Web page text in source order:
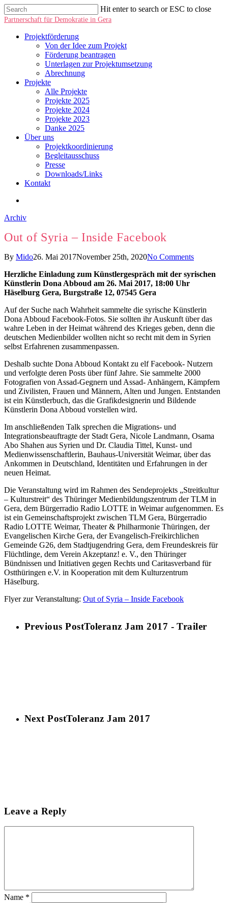
Hit enter to search or ESC to close
Partnerschaft für Demokratie in Gera
Projektförderung
Von der Idee zum Projekt
Förderung beantragen
Unterlagen zur Projektumsetzung
Abrechnung
Projekte
Alle Projekte
Projekte 2025
Projekte 2024
Projekte 2023
Danke 2025
Über uns
Projektkoordinierung
Begleitausschuss
Presse
Downloads/Links
Kontakt
Archiv
Out of Syria – Inside Facebook
By Mido26. Mai 2017November 25th, 2020No Comments
Herzliche Einladung zum Künstlergespräch mit der syrischen
Künstlerin Dona Abboud am 26. Mai 2017, 18:00 Uhr
Häselburg Gera, Burgstraße 12, 07545 Gera
Auf der Suche nach Wahrheit sammelte die syrische Künstlerin
Dona Abboud Facebook-Fotos. Sie sollten ihr Auskunft über das
wahre Leben in der Heimat während des Krieges geben, denn die
deutschen Medienbilder wollten nicht so recht mit dem in Syrien
selbst Erfahrenen zusammenpassen.
Deshalb suchte Dona Abboud Kontakt zu elf Facebook- Nutzern
und verfolgte deren Posts über fünf Jahre. Sie sammelte 2000
Fotografien von Assad-Gegnern und Assad- Anhängern, Kämpfern
und Zivilisten, Frauen und Männern, Alten und Jungen. Entstanden
ist ein Künstlerbuch, das die Grafikdesignerin und Bildende
Künstlerin Dona Abboud vorstellen wird.
Im anschließenden Talk sprechen die Migrations- und
Integrationsbeauftragte der Stadt Gera, Nicole Landmann, Osama
Abo Shahen aus Syrien und Dr. Claudia Tittel, Kunst- und
Medienwissenschaftlerin, Bauhaus-Universität Weimar, über das
Ankommen in Deutschland, Identitäten und Erfahrungen in der
neuen Heimat.
Die Veranstaltung wird im Rahmen des Sendeprojekts „Streitkultur
– Kulturstreit“ des Thüringer Medienbildungszentrum der TLM in
Gera, dem Bürgerradio Radio LOTTE in Weimar aufgenommen. Es
ist ein Gemeinschaftsprojekt zwischen TLM Gera, Bürgerradio
Radio LOTTE Weimar, Theater & Philharmonie Thüringen, der
Evangelischen Kirche Gera, der Evangelisch-Freikirchlichen
Gemeinde G26, dem Stadtjugendring Gera, dem Freundeskreis für
Flüchtlinge, dem Verein Akzeptanz! e. V., den Thüringer
Bündnissen und Initiativen gegen Rechts und Caritasverband für
Ostthüringen e.V. in Kooperation mit dem Kulturzentrum
Häselburg.
Flyer zur Veranstaltung: Out of Syria – Inside Facebook
Previous PostToleranz Jam 2017 - Trailer
Next PostToleranz Jam 2017
Leave a Reply
Name *